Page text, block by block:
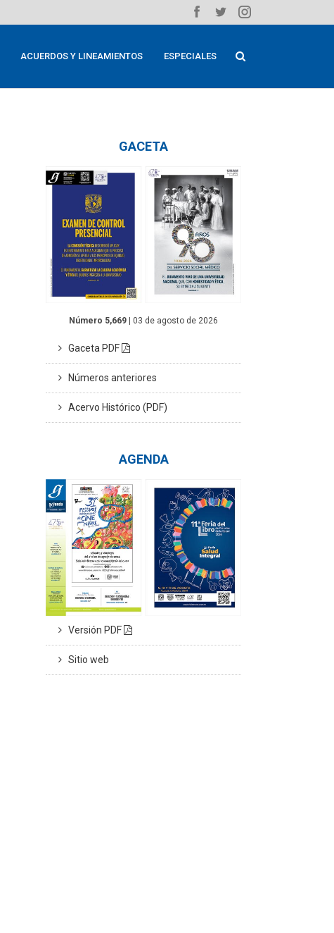
ACUERDOS Y LINEAMIENTOS ESPECIALES
GACETA
Número 5,669 | 03 de agosto de 2026
Gaceta PDF
Números anteriores
Acervo Histórico (PDF)
AGENDA
Versión PDF
Sitio web